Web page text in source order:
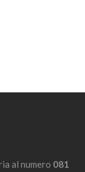
al numero 081